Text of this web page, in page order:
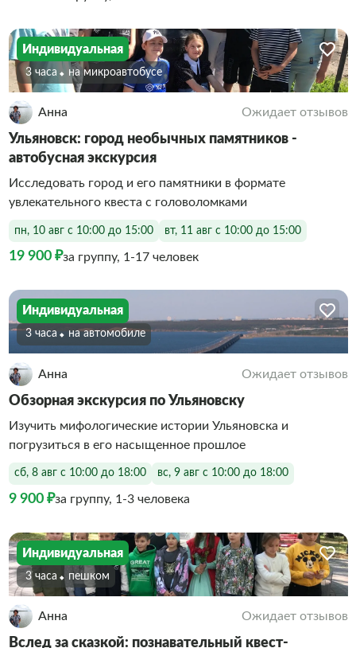
Индивидуальная
3 часа На микроавтобусе
Анна Ожидает отзывов
Ульяновск: город необычных памятников -
автобусная экскурсия
Исследовать город и его памятники в формате
увлекательного квеста с головоломками
пн, 10 авг с 10:00 до 15:00 вт, 11 авг с 10:00 до 15:00
19 900 ₽за группу, 1-17 человек
Индивидуальная
3 часа На автомобиле
Анна Ожидает отзывов
Обзорная экскурсия по Ульяновску
Изучить мифологические истории Ульяновска и
погрузиться в его насыщенное прошлое
сб, 8 авг с 10:00 до 18:00 вс, 9 авг с 10:00 до 18:00
9 900 ₽за группу, 1-3 человека
Индивидуальная
3 часа Пешком
Анна Ожидает отзывов
Вслед за сказкой: познавательный квест-